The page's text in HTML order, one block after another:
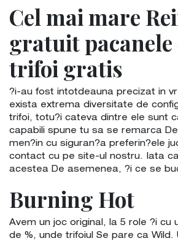
Cel mai mare
gratuit pacanele
trifoi gratis
?i-au fost intotdeauna precizat in
exista extrema diversitate de
trifoi, totu?i cateva dintre ele sunt
capabili spune tu sa se remarca
men?in cu siguran?a preferin?ele
contact cu pe site-ul nostru. Iata
acestea De asemenea, ?i ce se
Burning Hot
Avem un joc original, la 5 role ?i cu
de %, unde trifoiul Se pare ca Wild.